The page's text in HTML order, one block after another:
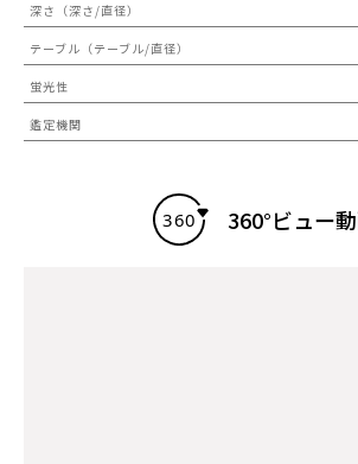
深さ（深さ/直径）
テーブル（テーブル/直径）
蛍光性
鑑定機関
360°ビュー